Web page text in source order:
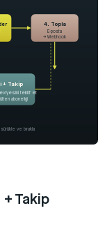
4. Topla
E-posta
→ Webhook
+ Takip
teklif et
aboneliği
sürükle ve bırakla
Takip